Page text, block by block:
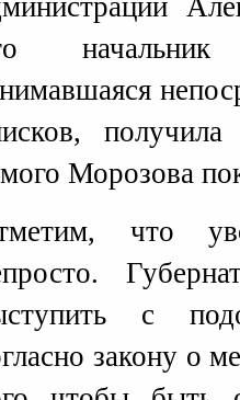
начальник
Морозова
что
с
закону о